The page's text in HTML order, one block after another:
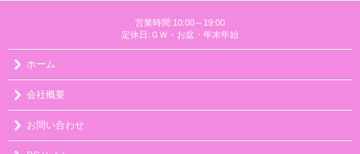
営業時間:10:00～19:00
定休日:ＧＷ・お盆・年末年始
ホーム
会社概要
お問い合わせ